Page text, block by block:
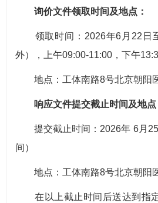
询价文件领取时间及地点：
领取时间：2026年6月22日
外），上午09:00-11:00，下午
地点：工体南路8号北京朝阳
响应文件提交截止时间及地点
提交截止时间：2026年 6月25
间）
地点：工体南路8号北京朝阳
在以上截止时间后送达到指